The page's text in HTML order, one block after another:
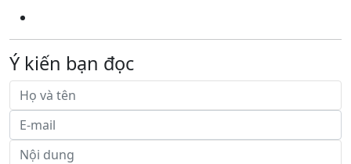
Ý kiến bạn đọc